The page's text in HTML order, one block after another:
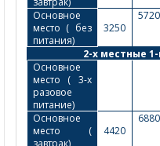
Основное
место ( без
питания)
3250
5720
2-х местные
Основное
место ( 3-х
разовое
питание)
Основное
место (
завтрак)
4420
6880